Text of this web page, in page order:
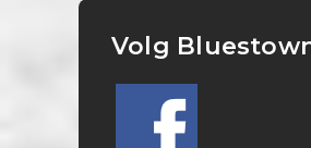
Volg